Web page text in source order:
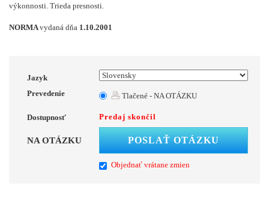
výkonnosti. Trieda presnosti.
NORMAvydaná dňa 1.10.2001
Jazyk
Prevedenie
Tlačené - NA OTÁZKU
Dostupnosť Predaj skončil
NA OTÁZKU POSLAŤ OTÁZKU
Objednať vrátane zmien